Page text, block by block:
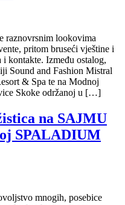
raznovrsnim lookovima
pritom bruseći vještine i
kontakte. Između ostalog,
Sound and Fashion Mistral
& Spa te na Modnoj
Skoke održanoj u […]
na SAJMU
SPALADIUM
mnogih, posebice